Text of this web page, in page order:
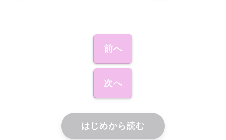
前へ
次へ
はじめから読む